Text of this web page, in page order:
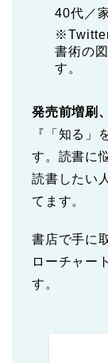
40代／
書術の
す。
発売前増刷
『「知る」
す。読書に
読書したい
てます。
書店で手に
ローチャー
す。